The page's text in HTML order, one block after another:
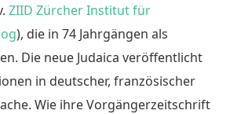
ZIID Zürcher Institut für
), die in 74 Jahrgängen als
Die neue Judaica veröffentlicht
in deutscher, französischer
Wie ihre Vorgängerzeitschrift